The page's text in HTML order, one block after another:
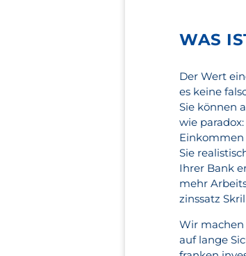
WAS
Der Wert
es keine
Sie können
wie
Einkommen
Sie
Ihrer Bank
mehr
zinssatz
Wir machen
auf lange